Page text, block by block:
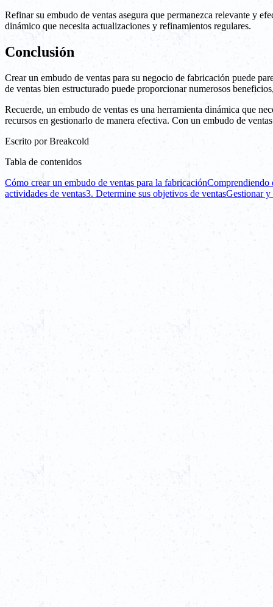
Refinar su embudo de ventas asegura que permanezca relevante y
dinámico que necesita actualizaciones y refinamientos regulares.
Conclusión
Crear un embudo de ventas para su negocio de fabricación puede
de ventas bien estructurado puede proporcionar numerosos
Recuerde, un embudo de ventas es una herramienta dinámica que
recursos en gestionarlo de manera efectiva. Con un embudo de
Escrito por Breakcold
Tabla de contenidos
Cómo crear un embudo de ventas para la fabricaciónComprendiendo
actividades de ventas3. Determine sus objetivos de ventasGestionar y